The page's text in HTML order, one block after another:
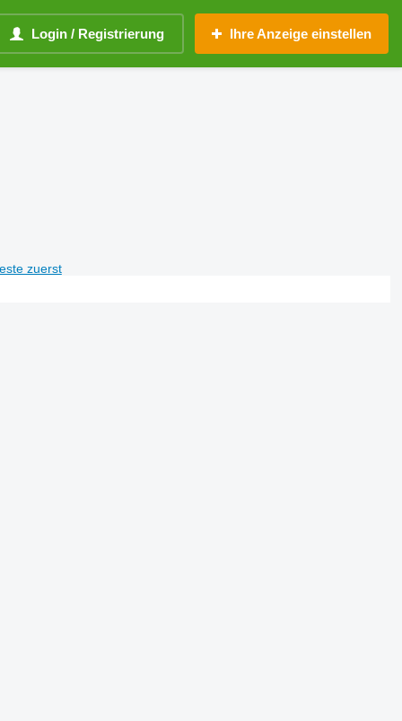
Login / Registrierung Ihre Anzeige einstellen
zuerst